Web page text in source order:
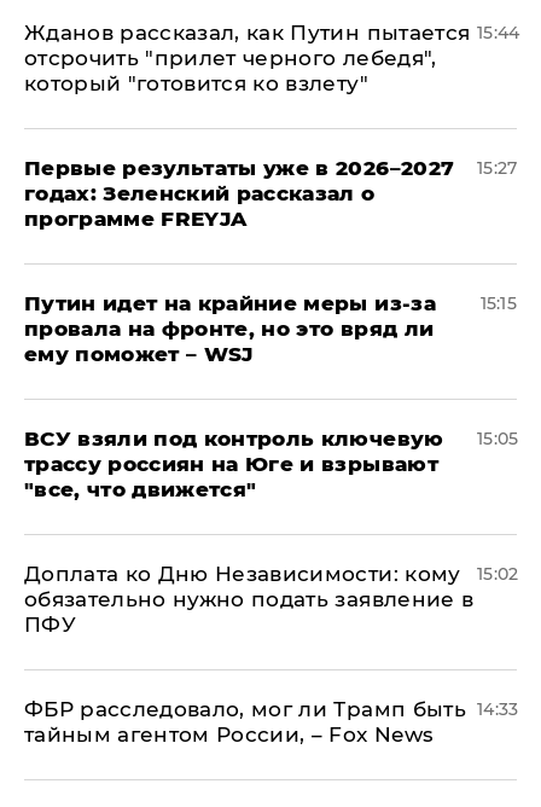
Жданов рассказал, как Путин пытается
отсрочить "прилет черного лебедя",
который "готовится ко взлету"
15:44
Первые результаты уже в 2026–2027
годах: Зеленский рассказал о
программе FREYJA
15:27
Путин идет на крайние меры из-за
провала на фронте, но это вряд ли
ему поможет – WSJ
15:15
ВСУ взяли под контроль ключевую
трассу россиян на Юге и взрывают
"все, что движется"
15:05
Доплата ко Дню Независимости: кому
обязательно нужно подать заявление в
ПФУ
15:02
ФБР расследовало, мог ли Трамп быть
тайным агентом России, – Fox News
14:33